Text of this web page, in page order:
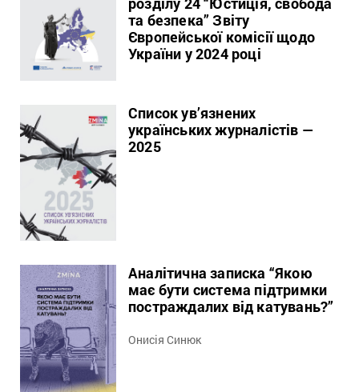
та безпека” Звіту
Європейської комісії щодо
України у 2024 році
Список ув’язнених
українських журналістів —
2025
Аналітична записка “Якою
має бути система підтримки
постраждалих від катувань?”
Онисія Синюк